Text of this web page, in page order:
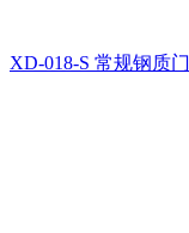
XD-018-S 常规钢质门